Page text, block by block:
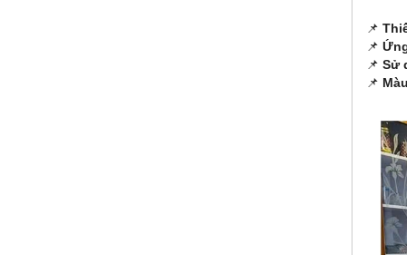
📌
📌
📌 Sử
📌